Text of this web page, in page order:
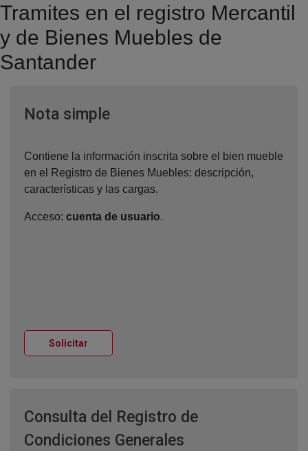
Tramites en el registro Mercantil
y de Bienes Muebles de
Santander
Nota simpleVentana nueva
Contiene la información inscrita sobre el bien mueble
en el Registro de Bienes Muebles: descripción,
características y las cargas.
Acceso: cuenta de usuario.
Solicitar
Consulta del Registro de
Condiciones Generales